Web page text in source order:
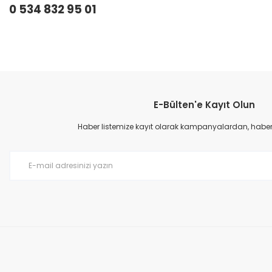
0 534 832 95 01
Ürün resmi kalitesiz, bozuk veya görüntülenemiyor.
Ürün açıklamasında eksik bilgiler bulunuyor.
E-Bülten'e Kayıt Olun
Haber listemize kayıt olarak kampanyalardan,